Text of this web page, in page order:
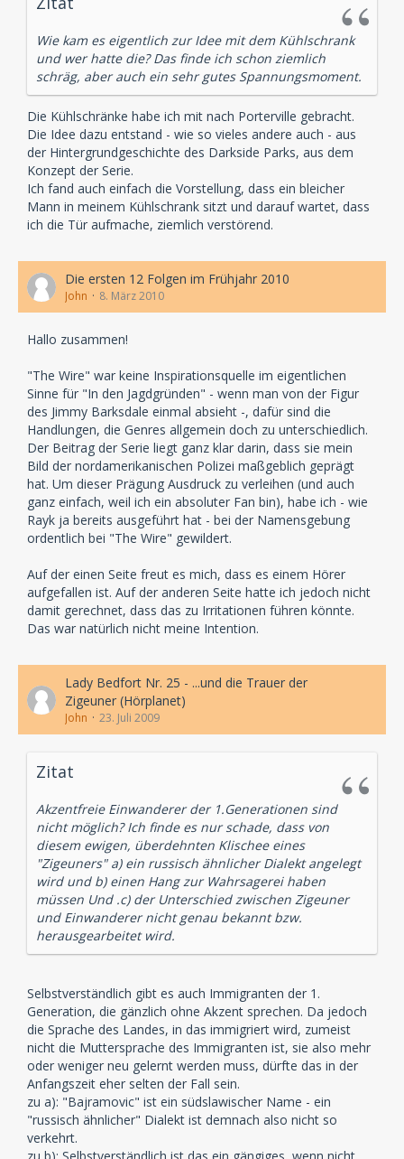
Wie kam es eigentlich zur Idee mit dem Kühlschrank
und wer hatte die? Das finde ich schon ziemlich
schräg, aber auch ein sehr gutes Spannungsmoment.
Die Kühlschränke habe ich mit nach Porterville gebracht.
Die Idee dazu entstand - wie so vieles andere auch - aus
der Hintergrundgeschichte des Darkside Parks, aus dem
Konzept der Serie.
Ich fand auch einfach die Vorstellung, dass ein bleicher
Mann in meinem Kühlschrank sitzt und darauf wartet, dass
ich die Tür aufmache, ziemlich verstörend.
Die ersten 12 Folgen im Frühjahr 2010
John 8. März 2010
Hallo zusammen!
"The Wire" war keine Inspirationsquelle im eigentlichen
Sinne für "In den Jagdgründen" - wenn man von der Figur
des Jimmy Barksdale einmal absieht -, dafür sind die
Handlungen, die Genres allgemein doch zu unterschiedlich.
Der Beitrag der Serie liegt ganz klar darin, dass sie mein
Bild der nordamerikanischen Polizei maßgeblich geprägt
hat. Um dieser Prägung Ausdruck zu verleihen (und auch
ganz einfach, weil ich ein absoluter Fan bin), habe ich - wie
Rayk ja bereits ausgeführt hat - bei der Namensgebung
ordentlich bei "The Wire" gewildert.
Auf der einen Seite freut es mich, dass es einem Hörer
aufgefallen ist. Auf der anderen Seite hatte ich jedoch nicht
damit gerechnet, dass das zu Irritationen führen könnte.
Das war natürlich nicht meine Intention.
Lady Bedfort Nr. 25 - ...und die Trauer der
Zigeuner (Hörplanet)
John 23. Juli 2009
Zitat
Akzentfreie Einwanderer der 1.Generationen sind
nicht möglich? Ich finde es nur schade, dass von
diesem ewigen, überdehnten Klischee eines
"Zigeuners" a) ein russisch ähnlicher Dialekt angelegt
wird und b) einen Hang zur Wahrsagerei haben
müssen Und .c) der Unterschied zwischen Zigeuner
und Einwanderer nicht genau bekannt bzw.
herausgearbeitet wird.
Selbstverständlich gibt es auch Immigranten der 1.
Generation, die gänzlich ohne Akzent sprechen. Da jedoch
die Sprache des Landes, in das immigriert wird, zumeist
nicht die Muttersprache des Immigranten ist, sie also mehr
oder weniger neu gelernt werden muss, dürfte das in der
Anfangszeit eher selten der Fall sein.
zu a): "Bajramovic" ist ein südslawischer Name - ein
"russisch ähnlicher" Dialekt ist demnach also nicht so
verkehrt.